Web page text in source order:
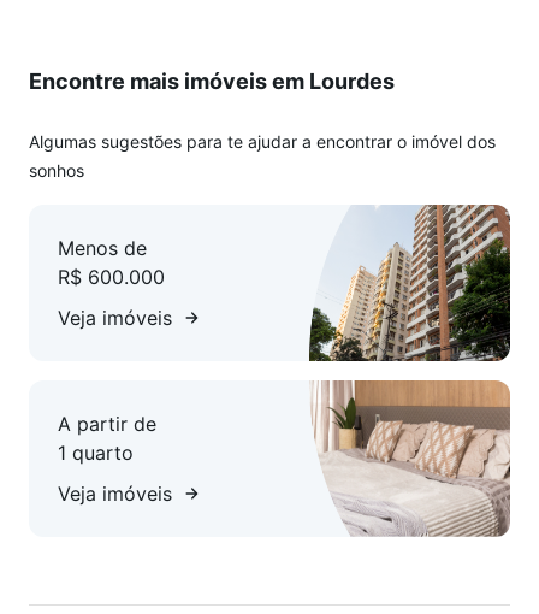
gourmet, salão de festas e academia.
Vaga de Garagem:
01 vaga livre, coberta e em linha, com capacidade para
Valores sujeitos a alteração sem aviso prévio.
Encontre mais imóveis em Lourdes
Algumas sugestões para te ajudar a encontrar o imóvel dos
sonhos
Menos de
R$ 600.000
Veja imóveis
A partir de
1 quarto
Veja imóveis